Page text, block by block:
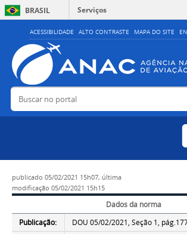
ACESSIBILIDADE ALTO CONTRASTE MAPA DO SITE
BRASIL
Serviços
Acesso à
Buscar no portal
publicado 05/02/2021 15h07, última
modificação 05/02/2021 15h15
Dados da norma
Publicação:
DOU 05/02/2021, Seção 1,